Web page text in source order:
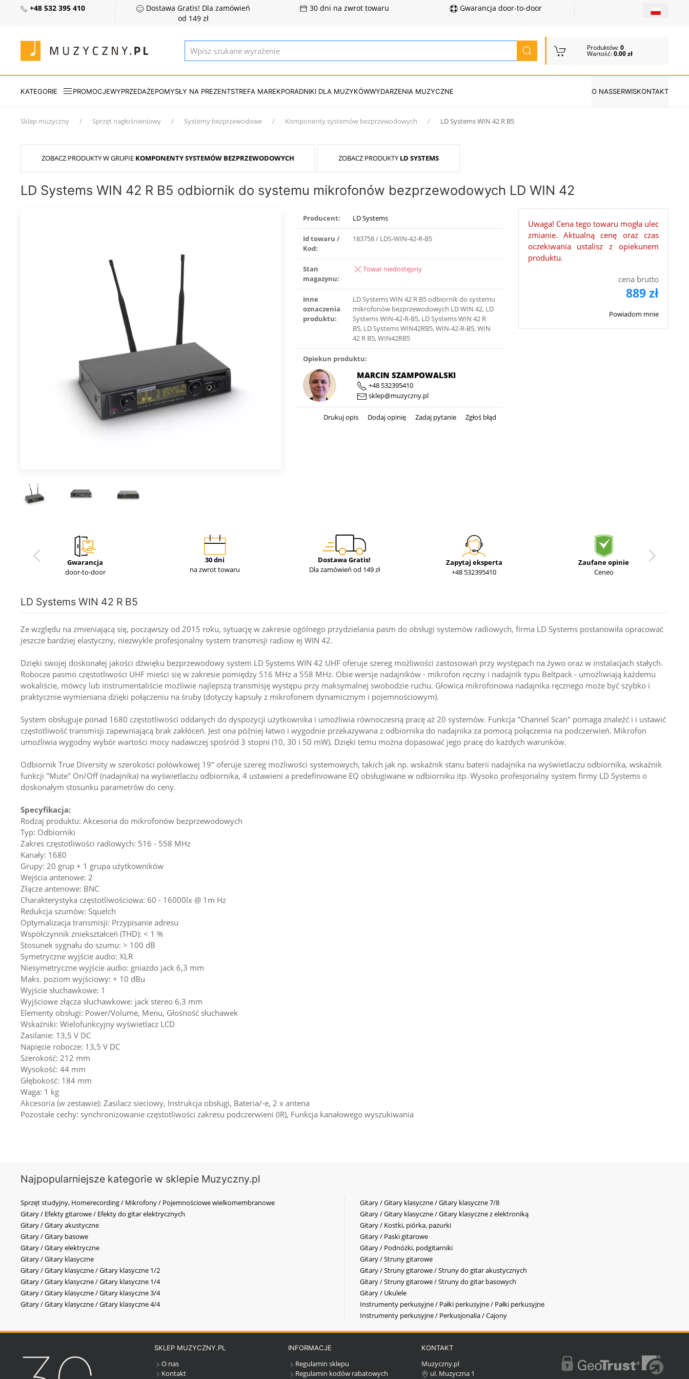
+48 532 395 410
Dostawa Gratis! Dla zamówień
od 149 zł
30 dni na zwrot towaru Gwarancja door-to-door
Produktów:0
Wartość:0.00 zł
KATEGORIE PROMOCJEWYPRZEDAŻEPOMYSŁY NA PREZENTSTREFA MAREKPORADNIKI DLA MUZYKÓWWYDARZENIA MUZYCZNE O NASSERWISKONTAKT
Sklep muzyczny Sprzęt nagłośnieniowy Systemy bezprzewodowe Komponenty systemów bezprzewodowych LD Systems WIN 42 R B5
ZOBACZ PRODUKTY W GRUPIE KOMPONENTY SYSTEMÓW BEZPRZEWODOWYCH ZOBACZ PRODUKTY LD SYSTEMS
LD Systems WIN 42 R B5 odbiornik do systemu mikrofonów bezprzewodowych LD WIN 42
Producent: LD Systems
Id towaru /
Kod:
183758 / LDS-WIN-42-R-B5
Stan
magazynu:
Towar niedostępny
Inne
oznaczenia
produktu:
LD Systems WIN 42 R B5 odbiornik do systemu
mikrofonów bezprzewodowych LD WIN 42, LD
Systems WIN-42-R-B5, LD Systems WIN 42 R
B5, LD Systems WIN42RB5, WIN-42-R-B5, WIN
42 R B5, WIN42RB5
Opiekun produktu:
MARCIN SZAMPOWALSKI
+48 532395410
sklep@muzyczny.pl
Drukuj opis Dodaj opinię Zadaj pytanie Zgłoś błąd
Uwaga! Cena tego towaru mogła ulec
zmianie. Aktualną cenę oraz czas
oczekiwania ustalisz z opiekunem
produktu.
cena brutto
889 zł
Powiadom mnie
Gwarancja
door-to-door
30 dni
na zwrot towaru
Dostawa Gratis!
Dla zamówień od 149 zł
Zapytaj eksperta
+48 532395410
Zaufane opinie
Ceneo
LD Systems WIN 42 R B5
Ze względu na zmieniającą się, począwszy od 2015 roku, sytuację w zakresie ogólnego przydzielania pasm do obsługi systemów radiowych, firma LD Systems postanowiła opracować
jeszcze bardziej elastyczny, niezwykle profesjonalny system transmisji radiow ej WIN 42.
Dzięki swojej doskonałej jakości dźwięku bezprzewodowy system LD Systems WIN 42 UHF oferuje szereg możliwości zastosowań przy występach na żywo oraz w instalacjach stałych.
Robocze pasmo częstotliwości UHF mieści się w zakresie pomiędzy 516 MHz a 558 MHz. Obie wersje nadajników - mikrofon ręczny i nadajnik typu Beltpack - umożliwiają każdemu
wokaliście, mówcy lub instrumentaliście możliwie najlepszą transmisję występu przy maksymalnej swobodzie ruchu. Głowica mikrofonowa nadajnika ręcznego może być szybko i
praktycznie wymieniana dzięki połączeniu na śruby (dotyczy kapsuły z mikrofonem dynamicznym i pojemnościowym).
System obsługuje ponad 1680 częstotliwości oddanych do dyspozycji użytkownika i umożliwia równoczesną pracę aż 20 systemów. Funkcja "Channel Scan" pomaga znaleźć i i ustawić
częstotliwość transmisji zapewniającą brak zakłóceń. Jest ona później łatwo i wygodnie przekazywana z odbiornika do nadajnika za pomocą połączenia na podczerwień. Mikrofon
umożliwia wygodny wybór wartości mocy nadawczej spośród 3 stopni (10, 30 i 50 mW). Dzięki temu można dopasować jego pracę do każdych warunków.
Odbiornik True Diversity w szerokości połówkowej 19" oferuje szereg możliwości systemowych, takich jak np. wskaźnik stanu baterii nadajnika na wyświetlaczu odbiornika, wskaźnik
funkcji "Mute" On/Off (nadajnika) na wyświetlaczu odbiornika, 4 ustawieni a predefiniowane EQ obsługiwane w odbiorniku itp. Wysoko profesjonalny system firmy LD Systems o
doskonałym stosunku parametrów do ceny.
Specyfikacja:
Rodzaj produktu: Akcesoria do mikrofonów bezprzewodowych
Typ: Odbiorniki
Zakres częstotliwości radiowych: 516 - 558 MHz
Kanały: 1680
Grupy: 20 grup + 1 grupa użytkowników
Wejścia antenowe: 2
Złącze antenowe: BNC
Charakterystyka częstotliwościowa: 60 - 16000lx @ 1m Hz
Redukcja szumów: Squelch
Optymalizacja transmisji: Przypisanie adresu
Współczynnik zniekształceń (THD): < 1 %
Stosunek sygnału do szumu: > 100 dB
Symetryczne wyjście audio: XLR
Niesymetryczne wyjście audio: gniazdo jack 6,3 mm
Maks. poziom wyjściowy: + 10 dBu
Wyjście słuchawkowe: 1
Wyjściowe złącza słuchawkowe: jack stereo 6,3 mm
Elementy obsługi: Power/Volume, Menu, Głośność słuchawek
Wskaźniki: Wielofunkcyjny wyświetlacz LCD
Zasilanie: 13,5 V DC
Napięcie robocze: 13,5 V DC
Szerokość: 212 mm
Wysokość: 44 mm
Głębokość: 184 mm
Waga: 1 kg
Akcesoria (w zestawie): Zasilacz sieciowy, Instrukcja obsługi, Bateria/-e, 2 x antena
Pozostałe cechy: synchronizowanie częstotliwości zakresu podczerwieni (IR), Funkcja kanałowego wyszukiwania
Najpopularniejsze kategorie w sklepie Muzyczny.pl
Sprzęt studyjny, Homerecording / Mikrofony / Pojemnościowe wielkomembranowe
Gitary / Efekty gitarowe / Efekty do gitar elektrycznych
Gitary / Gitary akustyczne
Gitary / Gitary basowe
Gitary / Gitary elektryczne
Gitary / Gitary klasyczne
Gitary / Gitary klasyczne / Gitary klasyczne 1/2
Gitary / Gitary klasyczne / Gitary klasyczne 1/4
Gitary / Gitary klasyczne / Gitary klasyczne 3/4
Gitary / Gitary klasyczne / Gitary klasyczne 4/4
Gitary / Gitary klasyczne / Gitary klasyczne 7/8
Gitary / Gitary klasyczne / Gitary klasyczne z elektroniką
Gitary / Kostki, piórka, pazurki
Gitary / Paski gitarowe
Gitary / Podnóżki, podgitarniki
Gitary / Struny gitarowe
Gitary / Struny gitarowe / Struny do gitar akustycznych
Gitary / Struny gitarowe / Struny do gitar basowych
Gitary / Ukulele
Instrumenty perkusyjne / Pałki perkusyjne / Pałki perkusyjne
Instrumenty perkusyjne / Perkusjonalia / Cajony
SKLEP MUZYCZNY.PL
O nas
Kontakt
INFORMACJE
Regulamin sklepu
Regulamin kodów rabatowych
KONTAKT
Muzyczny.pl
ul. Muzyczna 1